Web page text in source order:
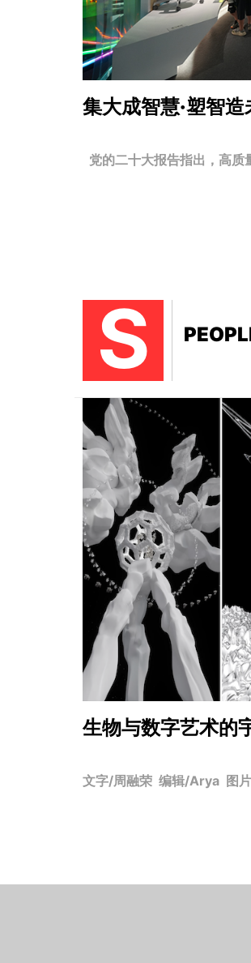
集大成智慧·塑智造
党的二十大报告指出，高
S
生物与数字艺术的
文字/周融荣 编辑/Arya 图